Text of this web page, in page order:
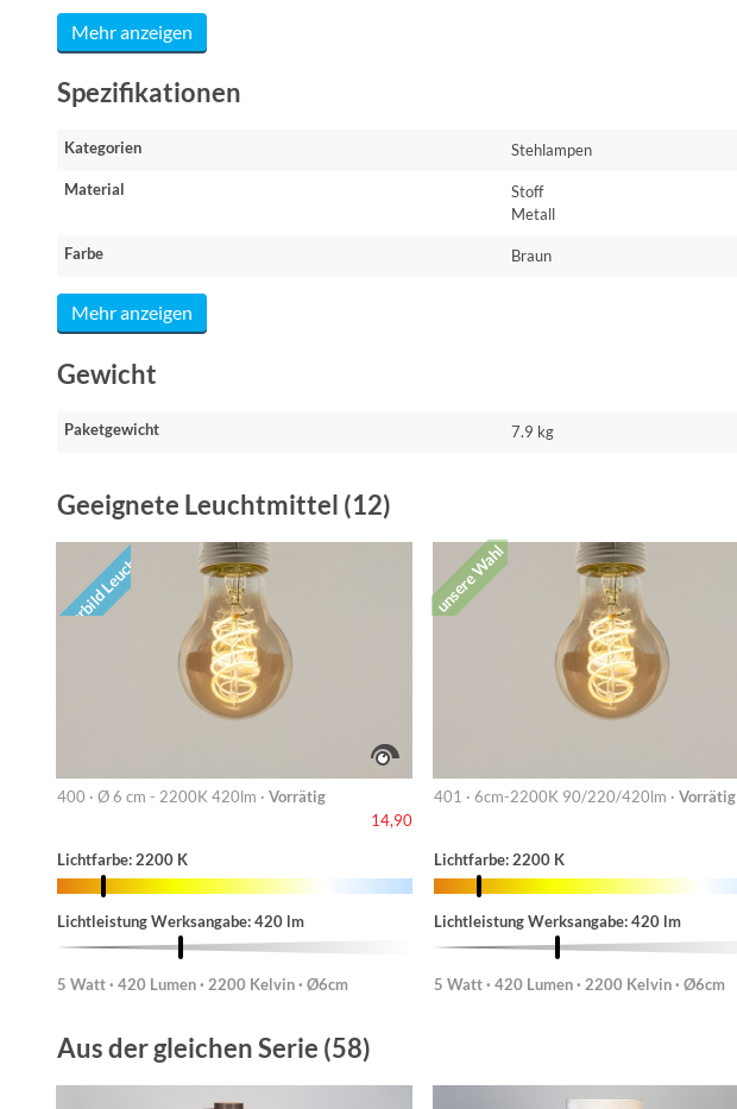
Mehr anzeigen
Spezifikationen
Kategorien Stehlampen
Material
Stoff
Metall
Farbe Braun
Mehr anzeigen
Gewicht
Paketgewicht 7.9 kg
Geeignete Leuchtmittel (12)
Vorbild Leuchte
400 · Ø 6 cm - 2200K 420lm · Vorrätig
14,90
Lichtfarbe: 2200 K
Lichtleistung Werksangabe: 420 lm
5 Watt · 420 Lumen · 2200 Kelvin · Ø6cm
unsere Wahl
401 · 6cm-2200K 90/220/420lm · Vorrätig
Lichtfarbe: 2200 K
Lichtleistung Werksangabe: 420 lm
5 Watt · 420 Lumen · 2200 Kelvin · Ø6cm
Aus der gleichen Serie (58)